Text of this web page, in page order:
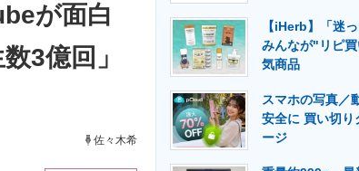
事例 製造業のIT導入・活用を支援
エネルギーの専門メディア 建設×テクノ
が面白
3億回」
佐々木希
【iHerb】「迷
みんなが"リピ
気商品
スマホの写真／
安全に 買い切り
ージ